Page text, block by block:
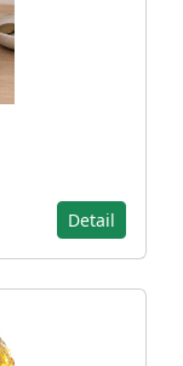
Detail